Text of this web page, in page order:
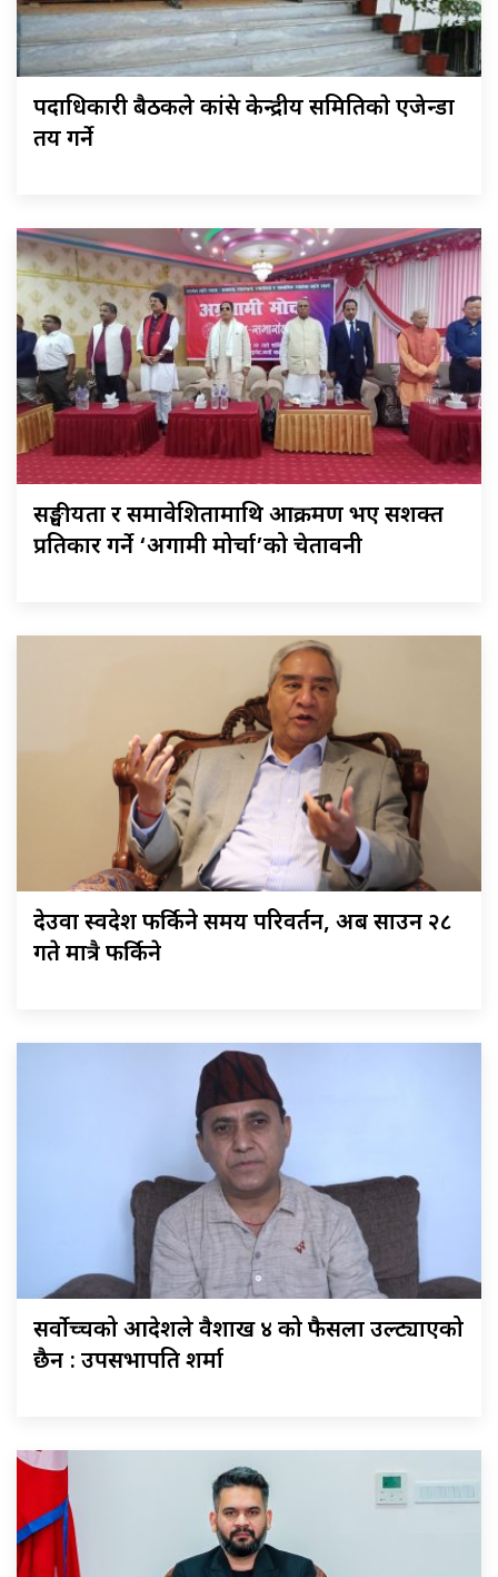
पदाधिकारी बैठकले कांग्रेस केन्द्रीय समितिकाे एजेन्डा
तय गर्ने
सङ्घीयता र समावेशितामाथि आक्रमण भए सशक्त
प्रतिकार गर्ने ‘अग्रगामी मोर्चा’को चेतावनी
देउवा स्वदेश फर्किने समय परिवर्तन, अब साउन २८
गते मात्रै फर्किने
सर्वोच्चको आदेशले वैशाख ४ को फैसला उल्ट्याएको
छैन : उपसभापति शर्मा